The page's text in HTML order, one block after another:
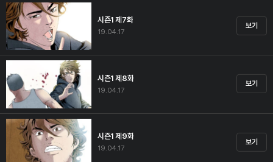
시즌1 제7화
19.04.17
보기
시즌1 제8화
19.04.17
보기
시즌1 제9화
19.04.17
보기